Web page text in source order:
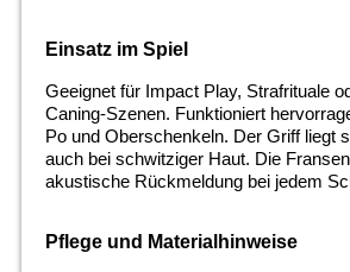
Einsatz im Spiel
Geeignet für Impact Play, Strafrituale
Caning-Szenen. Funktioniert
Po und Oberschenkeln. Der Griff liegt
auch bei schwitziger Haut. Die
akustische Rückmeldung bei jedem
Pflege und Materialhinweise